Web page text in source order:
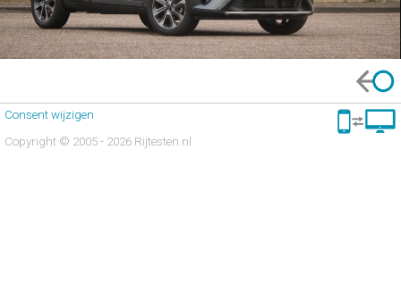
Consent wijzigen
Copyright © 2005 - 2026 Rijtesten.nl